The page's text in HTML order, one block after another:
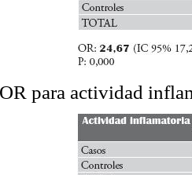
para actividad